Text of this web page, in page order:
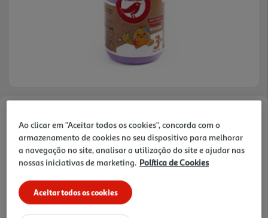
1.99 €/un
1,99 €
Ao clicar em "Aceitar todos os cookies", concorda com o
armazenamento de cookies no seu dispositivo para melhorar
a navegação no site, analisar a utilização do site e ajudar nas
nossas iniciativas de marketing. Política de Cookies
Aceitar todos os cookies